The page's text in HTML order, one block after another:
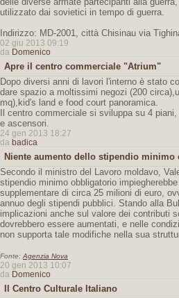
utilizzato dai sovietici in tempo di guerra.
Indirizzo: MD-2001, città Chisinau via
02 giu 2013 09:19
da Domenico
Apre il centro commerciale "Atrium"
Dopo diversi anni di lavori l'interno è stato
dare spazio a moltissimi negozi (200
mq),kid's land e food court panoramica.
Il centro commerciale si sviluppa su 4
e ascensori.
24 gen 2013 18:27
da badica
Niente aumento dello stipendio
Secondo il ministro del Lavoro moldavo,
stipendio minimo obbligatorio
supplementare di circa 25 milioni di euro,
annuo degli stipendi pubblici. Stando alla
implicazioni anche sul valore dei contributi
dovrebbero essere aumentati, e nelle
non supporta tale modifiche nella sua
Fonte: Agenzia Nova
20 gen 2013 10:07
da Domenico
Il Centro Culturale Italiano